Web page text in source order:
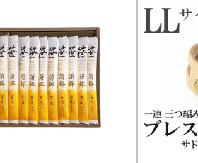
業・フリーランス
納税の基礎知識